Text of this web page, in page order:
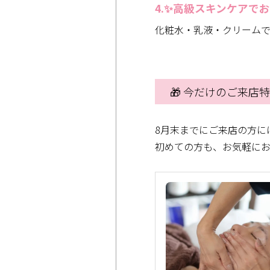
4.✨高級スキンケアで
化粧水・乳液・クリーム
🎁 今だけのご来店
8月末までにご来店の方に
初めての方も、お気軽に